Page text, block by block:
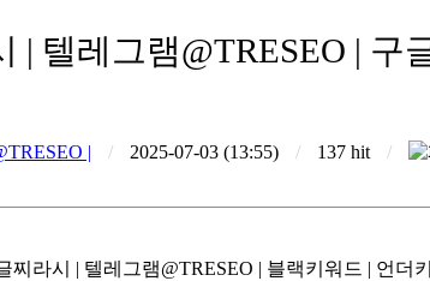
| 텔레그램@TRESEO | 구
| / 2025-07-03 (13:55) / 137 hit /
라시 | 텔레그램@TRESEO | 블랙키워드 | 언더